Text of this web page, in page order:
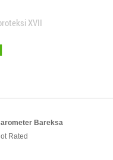
XVII
Bareksa
Rated